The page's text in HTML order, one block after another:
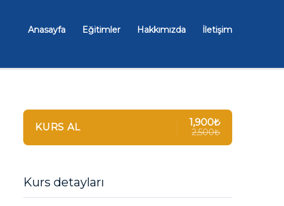
Anasayfa Eğitimler Hakkımızda İletişim
KURS AL 1,900₺
2,500₺
Kurs detayları